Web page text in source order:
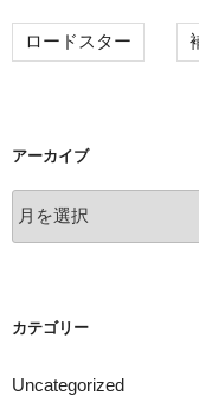
ロードスター
アーカイブ
ー
カテゴリー
Uncategorized